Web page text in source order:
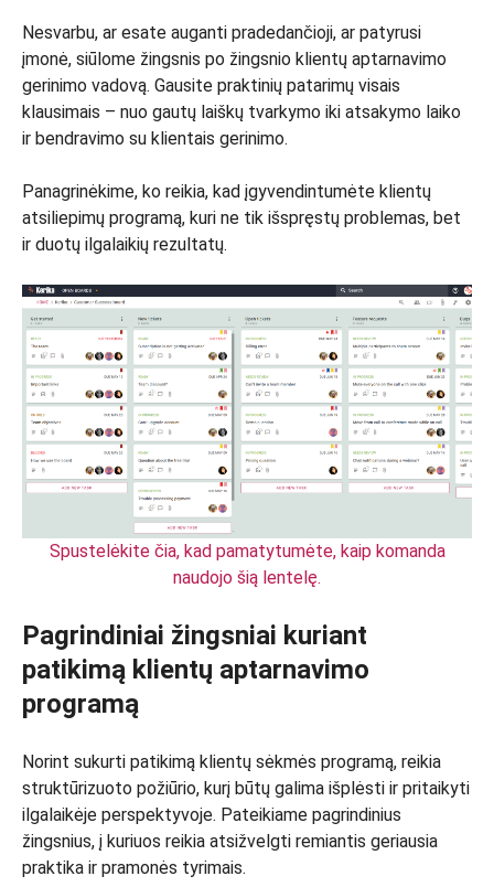
Nesvarbu, ar esate auganti pradedančioji, ar patyrusi
įmonė, siūlome žingsnis po žingsnio klientų aptarnavimo
gerinimo vadovą. Gausite praktinių patarimų visais
klausimais – nuo gautų laiškų tvarkymo iki atsakymo laiko
ir bendravimo su klientais gerinimo.
Panagrinėkime, ko reikia, kad įgyvendintumėte klientų
atsiliepimų programą, kuri ne tik išspręstų problemas, bet
ir duotų ilgalaikių rezultatų.
Spustelėkite čia, kad pamatytumėte, kaip komanda
naudojo šią lentelę.
Pagrindiniai žingsniai kuriant
patikimą klientų aptarnavimo
programą
Norint sukurti patikimą klientų sėkmės programą, reikia
struktūrizuoto požiūrio, kurį būtų galima išplėsti ir pritaikyti
ilgalaikėje perspektyvoje. Pateikiame pagrindinius
žingsnius, į kuriuos reikia atsižvelgti remiantis geriausia
praktika ir pramonės tyrimais.